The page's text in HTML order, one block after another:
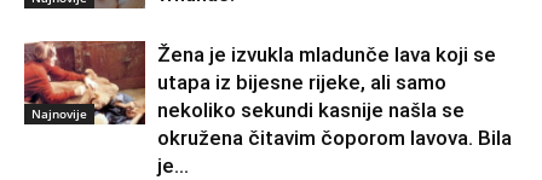
Najnovije
Žena je izvukla mladunče lava koji se
utapa iz bijesne rijeke, ali samo
nekoliko sekundi kasnije našla se
okružena čitavim čoporom lavova. Bila
je...